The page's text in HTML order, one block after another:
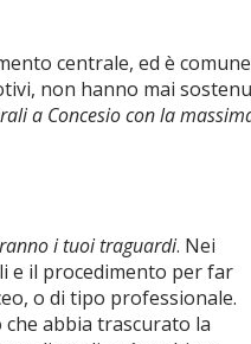
centrale, ed è comune
non hanno mai
a Concesio con la
i tuoi traguardi. Nei
e il procedimento per far
o di tipo professionale.
abbia trascurato la